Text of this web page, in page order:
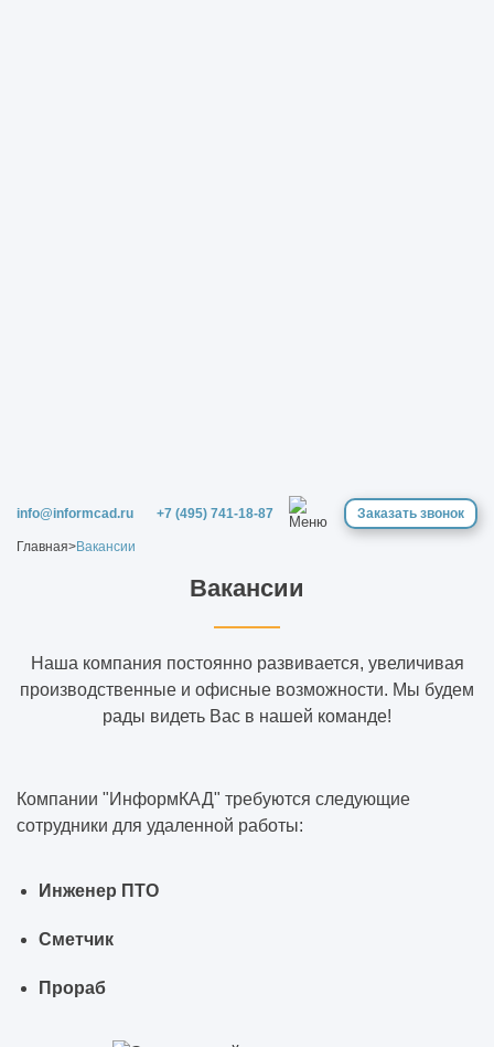
info@informcad.ru +7 (495) 741-18-87 Заказать звонок
Главная>Вакансии
Вакансии
Наша компания постоянно развивается, увеличивая
производственные и офисные возможности. Мы будем
рады видеть Вас в нашей команде!
Компании "ИнформКАД" требуются следующие
сотрудники для удаленной работы:
Инженер ПТО
Сметчик
Прораб